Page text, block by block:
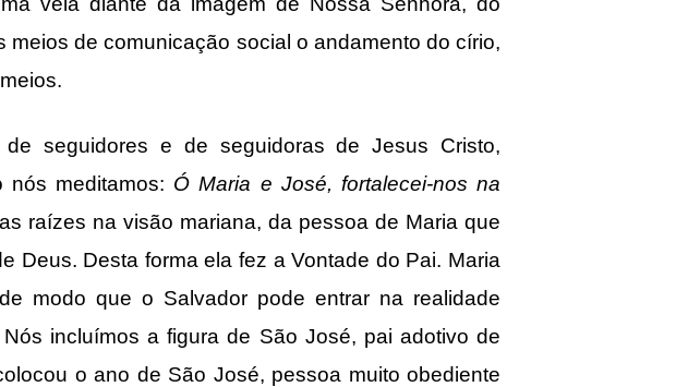
de comunicação social o andamento do círio,
seguidores e de seguidoras de Jesus Cristo,
nós meditamos: Ó Maria e José, fortalecei-nos na
raízes na visão mariana, da pessoa de Maria que
Deus. Desta forma ela fez a Vontade do Pai. Maria
modo que o Salvador pode entrar na realidade
incluímos a figura de São José, pai adotivo de
o ano de São José, pessoa muito obediente